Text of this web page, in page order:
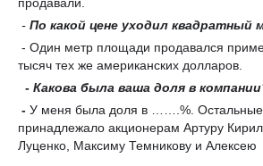
- По какой цене уходил квадратный
- Один метр площади продавался
тысяч тех же американских долларов.
- Какова была ваша доля в
- У меня была доля в …….%.
принадлежало акционерам Артуру
Луценко, Максиму Темникову и Алексею